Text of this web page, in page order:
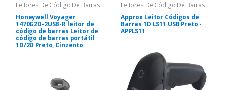
Leitores De Código De Barras
Honeywell Voyager
1470G2D-2USB-R leitor de
código de barras Leitor de
código de barras portátil
1D/2D Preto, Cinzento
Leitores De Código De Barras
Approx Leitor Códigos de
Barras 1D LS11 USB Preto -
APPLS11